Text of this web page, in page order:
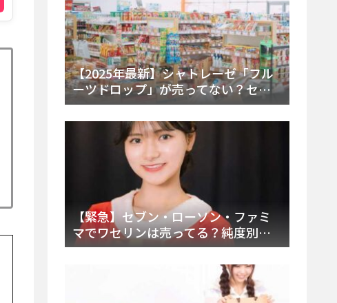
【2025年最新】シャトレーゼ「フル
ーツドロップ」が売ってない？セブ
ンでの販売終了理由と代替アイスを
徹底解説！
【緊急】セブン・ローソン・ファミ
マでワセリンは売ってる？純度別お
すすめ品と販売場所を徹底まとめ